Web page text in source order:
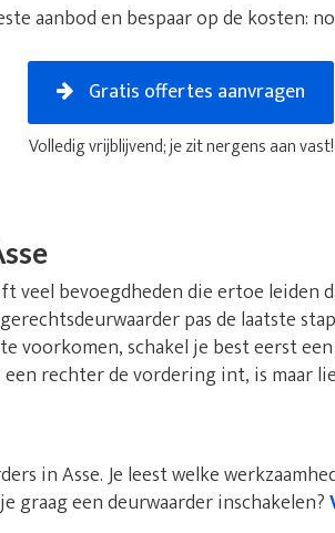
aanbod en bespaar op de kosten:
Gratis offertes aanvragen
Volledig vrijblijvend; je zit nergens aan vast!
veel bevoegdheden die ertoe
pas de laatste
voorkomen, schakel je best eerst
rechter de vordering int, is maar
in Asse. Je leest welke
graag een deurwaarder inschakelen?